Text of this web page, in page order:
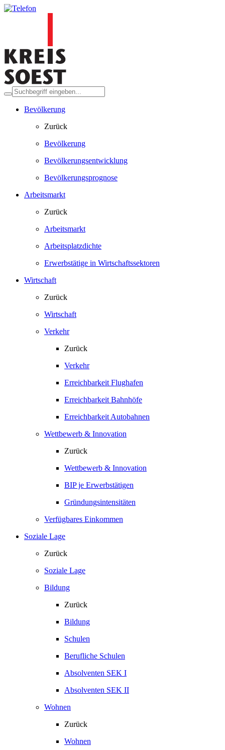
Bevölkerung
Zurück
Bevölkerung
Bevölkerungsentwicklung
Bevölkerungsprognose
Arbeitsmarkt
Zurück
Arbeitsmarkt
Arbeitsplatzdichte
Erwerbstätige in Wirtschaftssektoren
Wirtschaft
Zurück
Wirtschaft
Verkehr
Zurück
Verkehr
Erreichbarkeit Flughafen
Erreichbarkeit Bahnhöfe
Erreichbarkeit Autobahnen
Wettbewerb & Innovation
Zurück
Wettbewerb & Innovation
BIP je Erwerbstätigen
Gründungsintensitäten
Verfügbares Einkommen
Soziale Lage
Zurück
Soziale Lage
Bildung
Zurück
Bildung
Schulen
Berufliche Schulen
Absolventen SEK I
Absolventen SEK II
Wohnen
Zurück
Wohnen